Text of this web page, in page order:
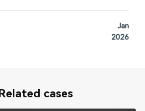
Jan
2026
Related cases